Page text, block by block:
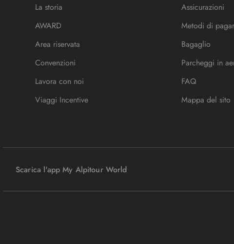
La storia
AWARD
Area riservata
Convenzioni
Lavora con noi
Viaggi Incentive
Assicurazioni
Metodi di
Bagaglio
Parcheggi in
FAQ
Mappa del sito
Scarica l'app My Alpitour World